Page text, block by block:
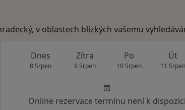
v oblastech blízkých vašemu
Dnes
8 Srpen
Zítra
9 Srpen
Po
10 Srpen
Út
11 Srpen
Online rezervace termínu není k dispozici